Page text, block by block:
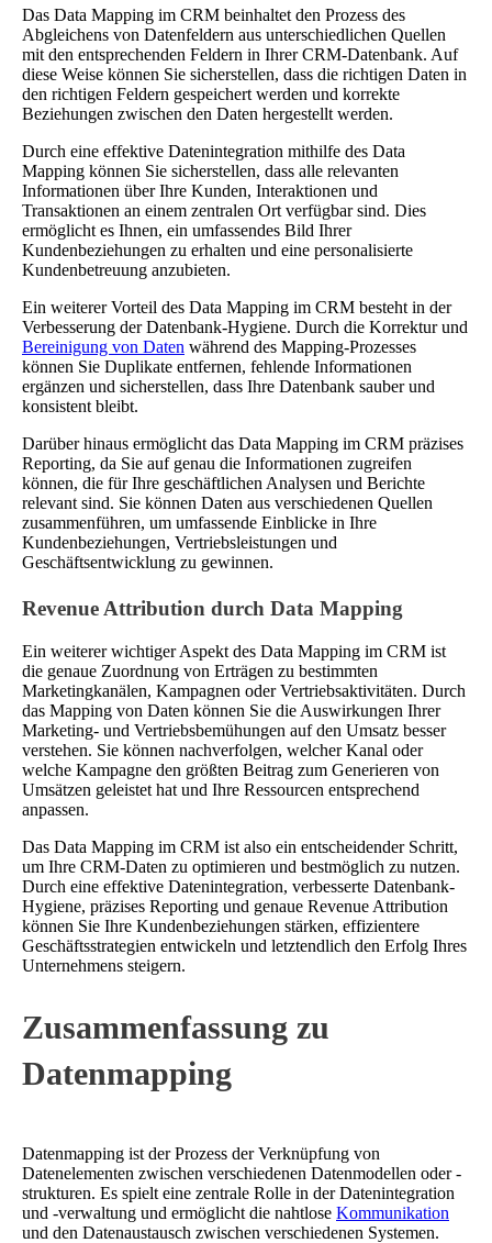
Das Data Mapping im CRM beinhaltet den Prozess des
Abgleichens von Datenfeldern aus unterschiedlichen Quellen
mit den entsprechenden Feldern in Ihrer CRM-Datenbank. Auf
diese Weise können Sie sicherstellen, dass die richtigen Daten in
den richtigen Feldern gespeichert werden und korrekte
Beziehungen zwischen den Daten hergestellt werden.
Durch eine effektive Datenintegration mithilfe des Data
Mapping können Sie sicherstellen, dass alle relevanten
Informationen über Ihre Kunden, Interaktionen und
Transaktionen an einem zentralen Ort verfügbar sind. Dies
ermöglicht es Ihnen, ein umfassendes Bild Ihrer
Kundenbeziehungen zu erhalten und eine personalisierte
Kundenbetreuung anzubieten.
Ein weiterer Vorteil des Data Mapping im CRM besteht in der
Verbesserung der Datenbank-Hygiene. Durch die Korrektur und
Bereinigung von Daten während des Mapping-Prozesses
können Sie Duplikate entfernen, fehlende Informationen
ergänzen und sicherstellen, dass Ihre Datenbank sauber und
konsistent bleibt.
Darüber hinaus ermöglicht das Data Mapping im CRM präzises
Reporting, da Sie auf genau die Informationen zugreifen
können, die für Ihre geschäftlichen Analysen und Berichte
relevant sind. Sie können Daten aus verschiedenen Quellen
zusammenführen, um umfassende Einblicke in Ihre
Kundenbeziehungen, Vertriebsleistungen und
Geschäftsentwicklung zu gewinnen.
Revenue Attribution durch Data Mapping
Ein weiterer wichtiger Aspekt des Data Mapping im CRM ist
die genaue Zuordnung von Erträgen zu bestimmten
Marketingkanälen, Kampagnen oder Vertriebsaktivitäten. Durch
das Mapping von Daten können Sie die Auswirkungen Ihrer
Marketing- und Vertriebsbemühungen auf den Umsatz besser
verstehen. Sie können nachverfolgen, welcher Kanal oder
welche Kampagne den größten Beitrag zum Generieren von
Umsätzen geleistet hat und Ihre Ressourcen entsprechend
anpassen.
Das Data Mapping im CRM ist also ein entscheidender Schritt,
um Ihre CRM-Daten zu optimieren und bestmöglich zu nutzen.
Durch eine effektive Datenintegration, verbesserte Datenbank-
Hygiene, präzises Reporting und genaue Revenue Attribution
können Sie Ihre Kundenbeziehungen stärken, effizientere
Geschäftsstrategien entwickeln und letztendlich den Erfolg Ihres
Unternehmens steigern.
Zusammenfassung zu
Datenmapping
Datenmapping ist der Prozess der Verknüpfung von
Datenelementen zwischen verschiedenen Datenmodellen oder -
strukturen. Es spielt eine zentrale Rolle in der Datenintegration
und -verwaltung und ermöglicht die nahtlose Kommunikation
und den Datenaustausch zwischen verschiedenen Systemen.